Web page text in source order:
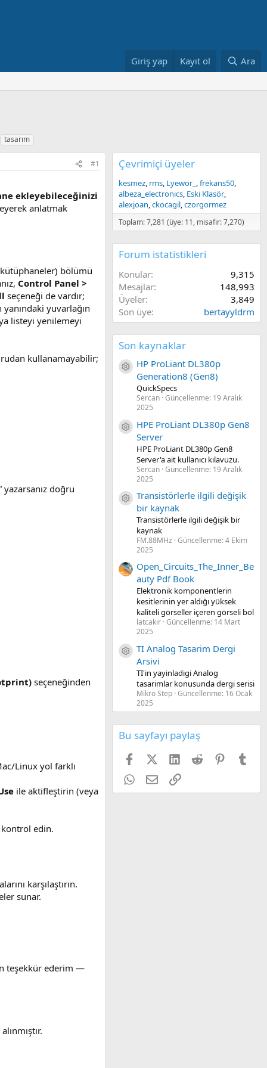
Giriş yap Kayıt ol Ara
tasarım
#1
ekleyebileceğinizi
anlatmak
bölümü
Control Panel >
seçeneği de vardır;
yuvarlağın
listeyi yenilemeyi
kullanamayabilir;
yazarsanız doğru
seçeneğinden
Linux yol farklı
ile aktifleştirin (veya
edin.
karşılaştırın.
sunar.
teşekkür ederim —
Çevrimiçi üyeler
kesmez rms Lyewor_
frekans50
albeza_electronics Eski Klasör
alexjoan ckocagil czorgormez
Toplam: 7,281 (üye: 11, misafir: 7,270)
Forum istatistikleri
Konular
9,315
Mesajlar
148,993
Üyeler
3,849
Son üye
bertayyldrm
Son kaynaklar
Kaynak ikon/amblem
HP ProLiant DL380p
Generation8 (Gen8)
QuickSpecs
Sercan Güncellenme: 19 Aralık
2025
Kaynak ikon/amblem
HPE ProLiant DL380p Gen8
Server
HPE ProLiant DL380p Gen8
Server'a ait kullanıcı kılavuzu.
Sercan Güncellenme: 19 Aralık
2025
Kaynak ikon/amblem
Transistörlerle ilgili değişik
bir kaynak
Transistörlerle ilgili değişik bir
kaynak
FM.88MHz Güncellenme:4 Ekim
2025
Open_Circuits_The_Inner_Be
auty Pdf Book
Elektronik komponentlerin
kesitlerinin yer aldığı yüksek
kaliteli görseller içeren görseli bol
latcakir Güncellenme: 14 Mart
2025
Kaynak ikon/amblem
TI Analog Tasarim Dergi
Arsivi
TI'in yayinladigi Analog
tasarimlar konusunda dergi serisi
Mikro Step Güncellenme: 16 Ocak
2025
Bu sayfayı paylaş
FacebookX (Twitter)
LinkedIn
Reddit Pinterest
WhatsApp
E-postaLink